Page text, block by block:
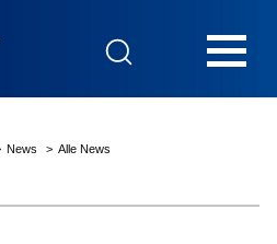
News Alle News